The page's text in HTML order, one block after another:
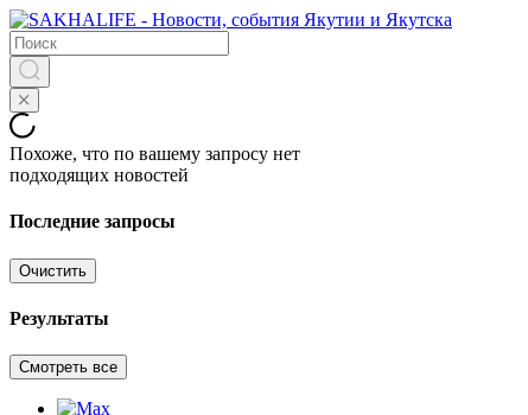
Похоже, что по вашему запросу нет
подходящих новостей
Последние запросы
Очистить
Результаты
Смотреть все